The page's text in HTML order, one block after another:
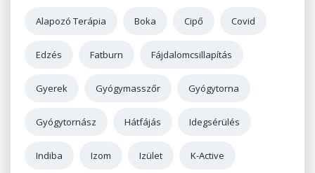
Alapozó Terápia Boka Cipő Covid
Edzés Fatburn Fájdalomcsillapítás
Gyerek Gyógymasszőr Gyógytorna
Gyógytornász Hátfájás Idegsérülés
Indiba Izom Izület K-Active